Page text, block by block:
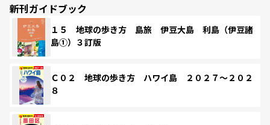
新刊ガイドブック
１５ 地球の歩き方 島旅 伊豆大島 利島（伊豆諸
島①）３訂版
Ｃ０２ 地球の歩き方 ハワイ島 ２０２７～２０２
８